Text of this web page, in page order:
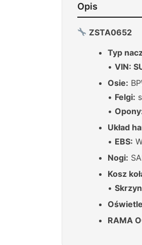
Opis
ZSTA0652
Typ
• VIN:
Osie:
• Felgi:
•
Układ
• EBS:
Nogi:
Kosz
•
RAMA